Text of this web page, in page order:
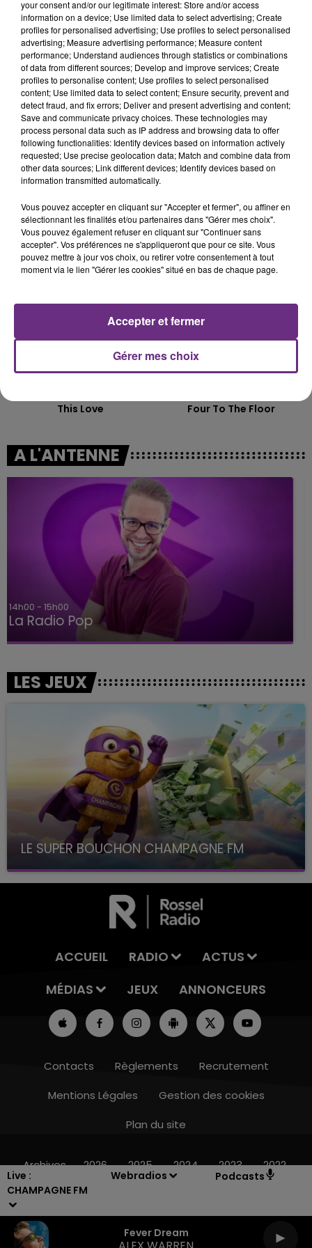
Live :
CHAMPAGNE FM
Webradios Podcasts
Fever Dream
10h00 - 14h00
TITRES DIFFUSÉS
20h33
20h33
ALEX WARREN
Fever Dream
20h30
20h30
JUNGELI & EMMA
Juste Un Peu
20h27
20h27
This Love
20h23
20h23
Four To The Floor
A L'ANTENNE
15h00 - 19h00
Le Club Champagne FM
LES JEUX
LE SUPER BOUCHON CHAMPAGNE FM
avec La Famille Champagne FM, à 8H10
ACCUEIL RADIO
ACTUS
MÉDIAS
JEUX ANNONCEURS
Contacts Règlements
Recrutement
Mentions Légales
Gestion des cookies
Plan du site
Archives 2026 2025 2024 2023 2022
your consent and/or our legitimate interest: Store and/or access
information on a device; Use limited data to select advertising; Create
profiles for personalised advertising; Use profiles to select personalised
advertising; Measure advertising performance; Measure content
performance; Understand audiences through statistics or combinations
of data from different sources; Develop and improve services; Create
profiles to personalise content; Use profiles to select personalised
content; Use limited data to select content; Ensure security, prevent and
detect fraud, and fix errors; Deliver and present advertising and content;
Save and communicate privacy choices. These technologies may
process personal data such as IP address and browsing data to offer
following functionalities: Identify devices based on information actively
requested; Use precise geolocation data; Match and combine data from
other data sources; Link different devices; Identify devices based on
information transmitted automatically.
Vous pouvez accepter en cliquant sur "Accepter et fermer", ou affiner en
sélectionnant les finalités et/ou partenaires dans "Gérer mes choix".
Vous pouvez également refuser en cliquant sur "Continuer sans
accepter". Vos préférences ne s'appliqueront que pour ce site. Vous
pouvez mettre à jour vos choix, ou retirer votre consentement à tout
moment via le lien "Gérer les cookies" situé en bas de chaque page.
Gérer mes choix
Accepter et fermer